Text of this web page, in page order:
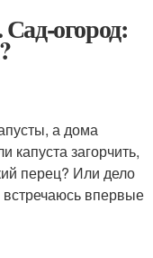
огород:
а дома
капуста загорчить,
перец? Или дело
впервые